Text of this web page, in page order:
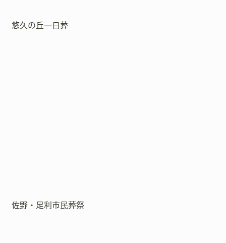
悠久の丘一日葬
佐野・足利市民葬祭